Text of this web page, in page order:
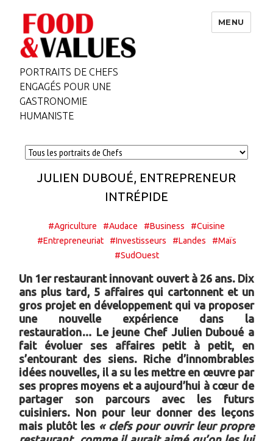
PORTRAITS DE CHEFS
ENGAGÉS POUR UNE
GASTRONOMIE
HUMANISTE
MENU
JULIEN DUBOUÉ, ENTREPRENEUR
INTRÉPIDE
#Agriculture #Audace #Business
#Cuisine
#Entrepreneuriat
#Investisseurs #Landes
#Maïs
#SudOuest
Un 1er restaurant innovant ouvert à 26 ans. Dix
ans plus tard, 5 affaires qui cartonnent et un
gros projet en développement qui va proposer
une nouvelle expérience dans la
restauration… Le jeune Chef Julien Duboué a
fait évoluer ses affaires petit à petit, en
s’entourant des siens. Riche d’innombrables
idées nouvelles, il a su les mettre en œuvre par
ses propres moyens et a aujourd’hui à cœur de
partager son parcours avec les futurs
cuisiniers. Non pour leur donner des leçons
mais plutôt les « clefs pour ouvrir leur propre